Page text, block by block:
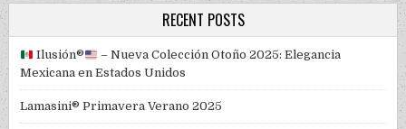
RECENT POSTS
Ilusión®️
– Nueva Colección Otoño 2025: Elegancia
Mexicana en Estados Unidos
Lamasini® Primavera Verano 2025